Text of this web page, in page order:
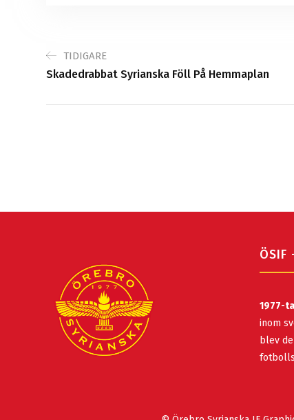
TIDIGARE
Skadedrabbat Syrianska Föll På Hemmaplan
ÖSIF
1977-
inom
blev